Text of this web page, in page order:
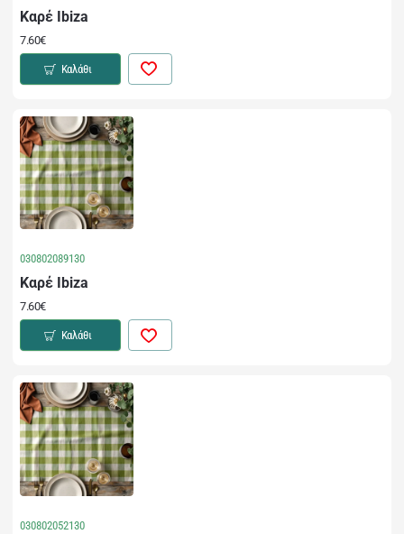
Καρέ Ibiza
7.60€
Καλάθι
030802089130
Καρέ Ibiza
7.60€
Καλάθι
030802052130